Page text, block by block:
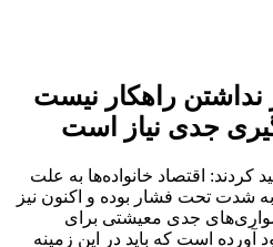
راهکار نیست
جدی نیاز است
کردند: اقتصاد خانواده‌ها به علت
شدت تحت فشار بوده و اکنون نیز
جدی معیشتی برای
آورده است که باید در این زمینه